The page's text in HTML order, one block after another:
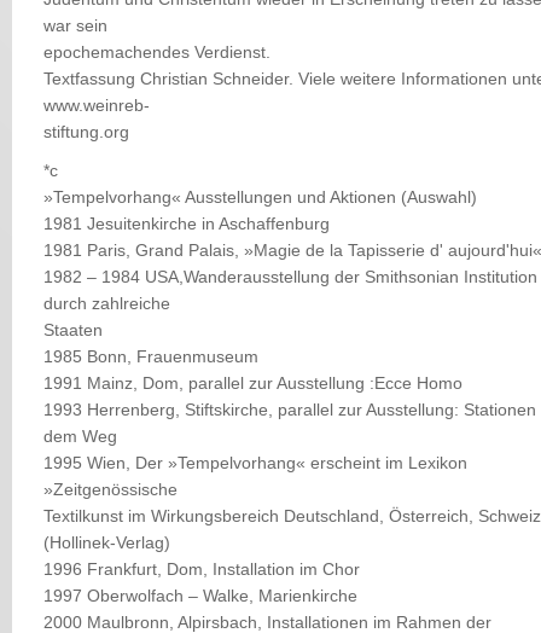
war sein
epochemachendes Verdienst.
Textfassung Christian Schneider. Viele weitere Informationen
www.weinreb-
stiftung.org
*c
»Tempelvorhang« Ausstellungen und Aktionen (Auswahl)
1981 Jesuitenkirche in Aschaffenburg
1981 Paris, Grand Palais, »Magie de la Tapisserie d' aujourd'hui«
1982 – 1984 USA,Wanderausstellung der Smithsonian Institution
durch zahlreiche
Staaten
1985 Bonn, Frauenmuseum
1991 Mainz, Dom, parallel zur Ausstellung :Ecce Homo
1993 Herrenberg, Stiftskirche, parallel zur Ausstellung: Stationen
dem Weg
1995 Wien, Der »Tempelvorhang« erscheint im Lexikon
»Zeitgenössische
Textilkunst im Wirkungsbereich Deutschland, Österreich,
(Hollinek-Verlag)
1996 Frankfurt, Dom, Installation im Chor
1997 Oberwolfach – Walke, Marienkirche
2000 Maulbronn, Alpirsbach, Installationen im Rahmen der